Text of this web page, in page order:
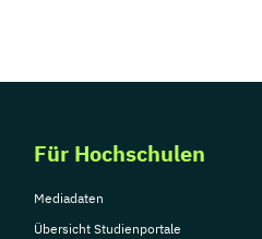
Für Hochschulen
Mediadaten
Übersicht Studienportale